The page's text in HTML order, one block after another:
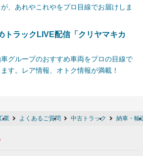
、あれやこれやをプロ目線でお届けしま
トラックLIVE配信「クリヤマキカ
グループのおすすめ車両をプロの目線で
す。レア情報、オトク情報が満載！
業 よくあるご質問 中古トラック 納車・輸